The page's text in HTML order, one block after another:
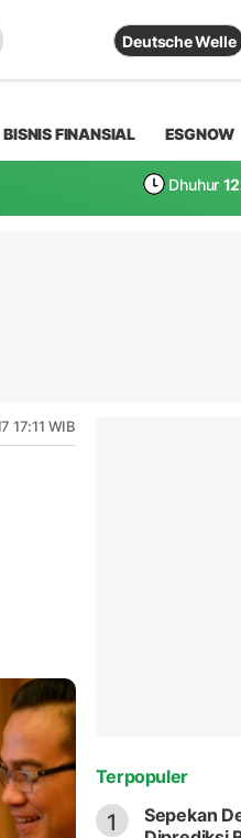
Deutsche Welle
BISNIS FINANSIAL ESGNOW
Dhuhur
17:11 WIB
Terpopuler
1
Sepekan